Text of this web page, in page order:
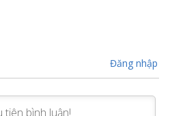
Đăng nhập